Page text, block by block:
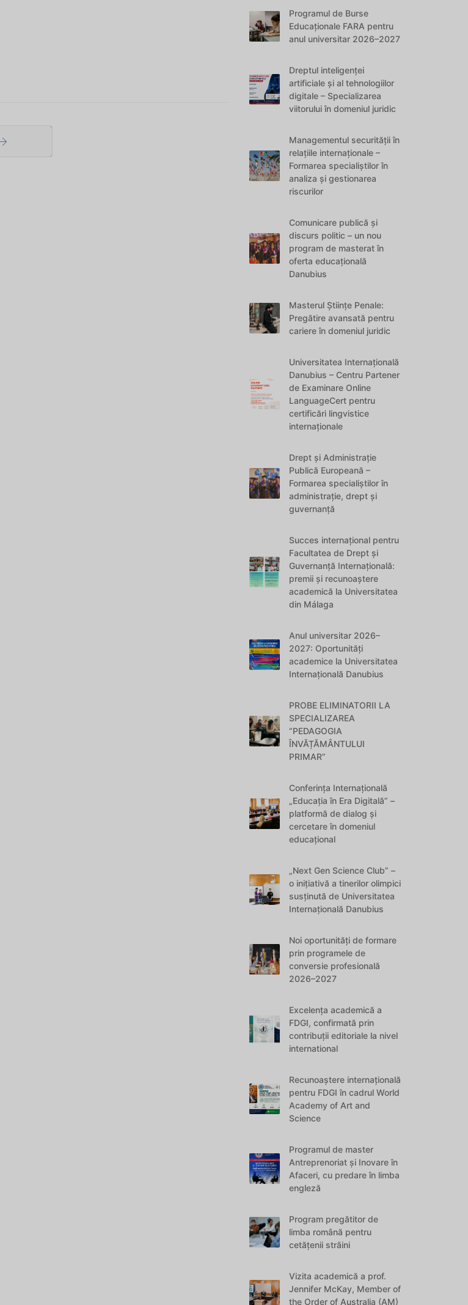
Programul de Burse
Educaționale FARA pentru
anul universitar 2026–2027
Dreptul inteligenței
artificiale și al tehnologiilor
digitale – Specializarea
viitorului în domeniul juridic
Managementul securității în
relațiile internaționale –
Formarea specialiștilor în
analiza și gestionarea
riscurilor
Comunicare publică și
discurs politic – un nou
program de masterat în
oferta educațională
Danubius
Masterul Științe Penale:
Pregătire avansată pentru
cariere în domeniul juridic
Universitatea Internațională
Danubius – Centru Partener
de Examinare Online
LanguageCert pentru
certificări lingvistice
internaționale
Drept și Administrație
Publică Europeană –
Formarea specialiștilor în
administrație, drept și
guvernanță
Succes internațional pentru
Facultatea de Drept și
Guvernanță Internațională:
premii și recunoaștere
academică la Universitatea
din Málaga
Anul universitar 2026–
2027: Oportunități
academice la Universitatea
Internațională Danubius
PROBE ELIMINATORII LA
SPECIALIZAREA
“PEDAGOGIA
ÎNVĂȚĂMÂNTULUI
PRIMAR”
Conferința Internațională
„Educația în Era Digitală” –
platformă de dialog și
cercetare în domeniul
educațional
„Next Gen Science Club” –
o inițiativă a tinerilor olimpici
susținută de Universitatea
Internațională Danubius
Noi oportunități de formare
prin programele de
conversie profesională
2026–2027
Excelența academică a
FDGI, confirmată prin
contribuții editoriale la nivel
international
Recunoaștere internațională
pentru FDGI în cadrul World
Academy of Art and
Science
Programul de master
Antreprenoriat și Inovare în
Afaceri, cu predare în limba
engleză
Program pregătitor de
limba română pentru
cetățenii străini
Vizita academică a prof.
Jennifer McKay, Member of
the Order of Australia (AM)